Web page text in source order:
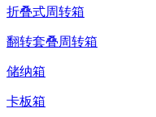
折叠式周转箱
翻转套叠周转箱
储纳箱
卡板箱